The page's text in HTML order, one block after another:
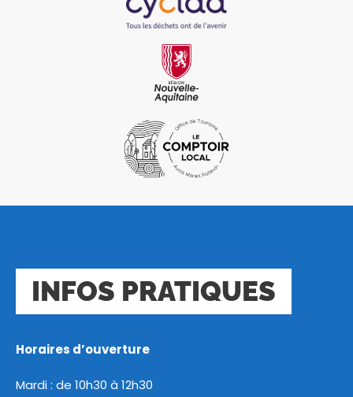
INFOS PRATIQUES
Horaires d’ouverture
Mardi : de 10h30 à 12h30